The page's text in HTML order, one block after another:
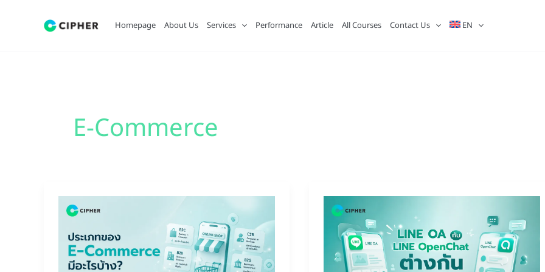
Homepage About Us Services Performance Article All Courses Contact Us EN
E-Commerce